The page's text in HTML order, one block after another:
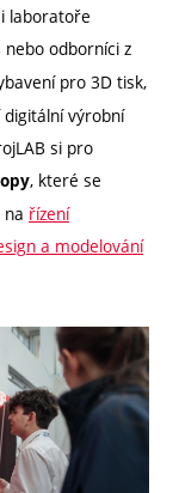
laboratoře
nebo odborníci z
pro 3D tisk,
výrobní
si pro
, které se
řízení
a modelování